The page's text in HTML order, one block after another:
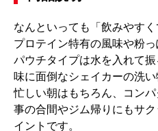
なんといっても「飲みやすく
プロテイン特有の風味や粉っ
パウチタイプは水を入れて
味に面倒なシェイカーの洗い
忙しい朝はもちろん、コン
事の合間やジム帰りにもサ
イントです。